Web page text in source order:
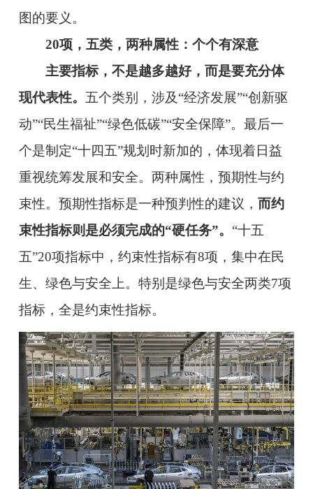
图的要义。
20项，五类，两种属性：个个有深意
主要指标，不是越多越好，而是要充分体
现代表性。 五个类别，涉及“经济发展”“创新驱
动”“民生福祉”“绿色低碳”“安全保障”。最后一
个是制定“十四五”规划时新加的，体现着日益
重视统筹发展和安全。两种属性，预期性与约
束性。预期性指标是一种预判性的建议， 而约
束性指标则是必须完成的“硬任务”。 “十五
五”20项指标中，约束性指标有8项，集中在民
生、绿色与安全上。特别是绿色与安全两类7项
指标，全是约束性指标。